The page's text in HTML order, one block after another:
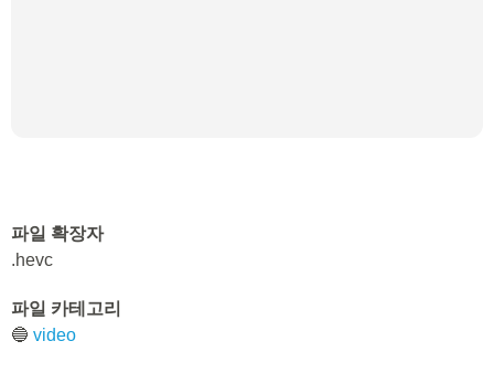
파일 확장자
.hevc
파일 카테고리
🔵 video